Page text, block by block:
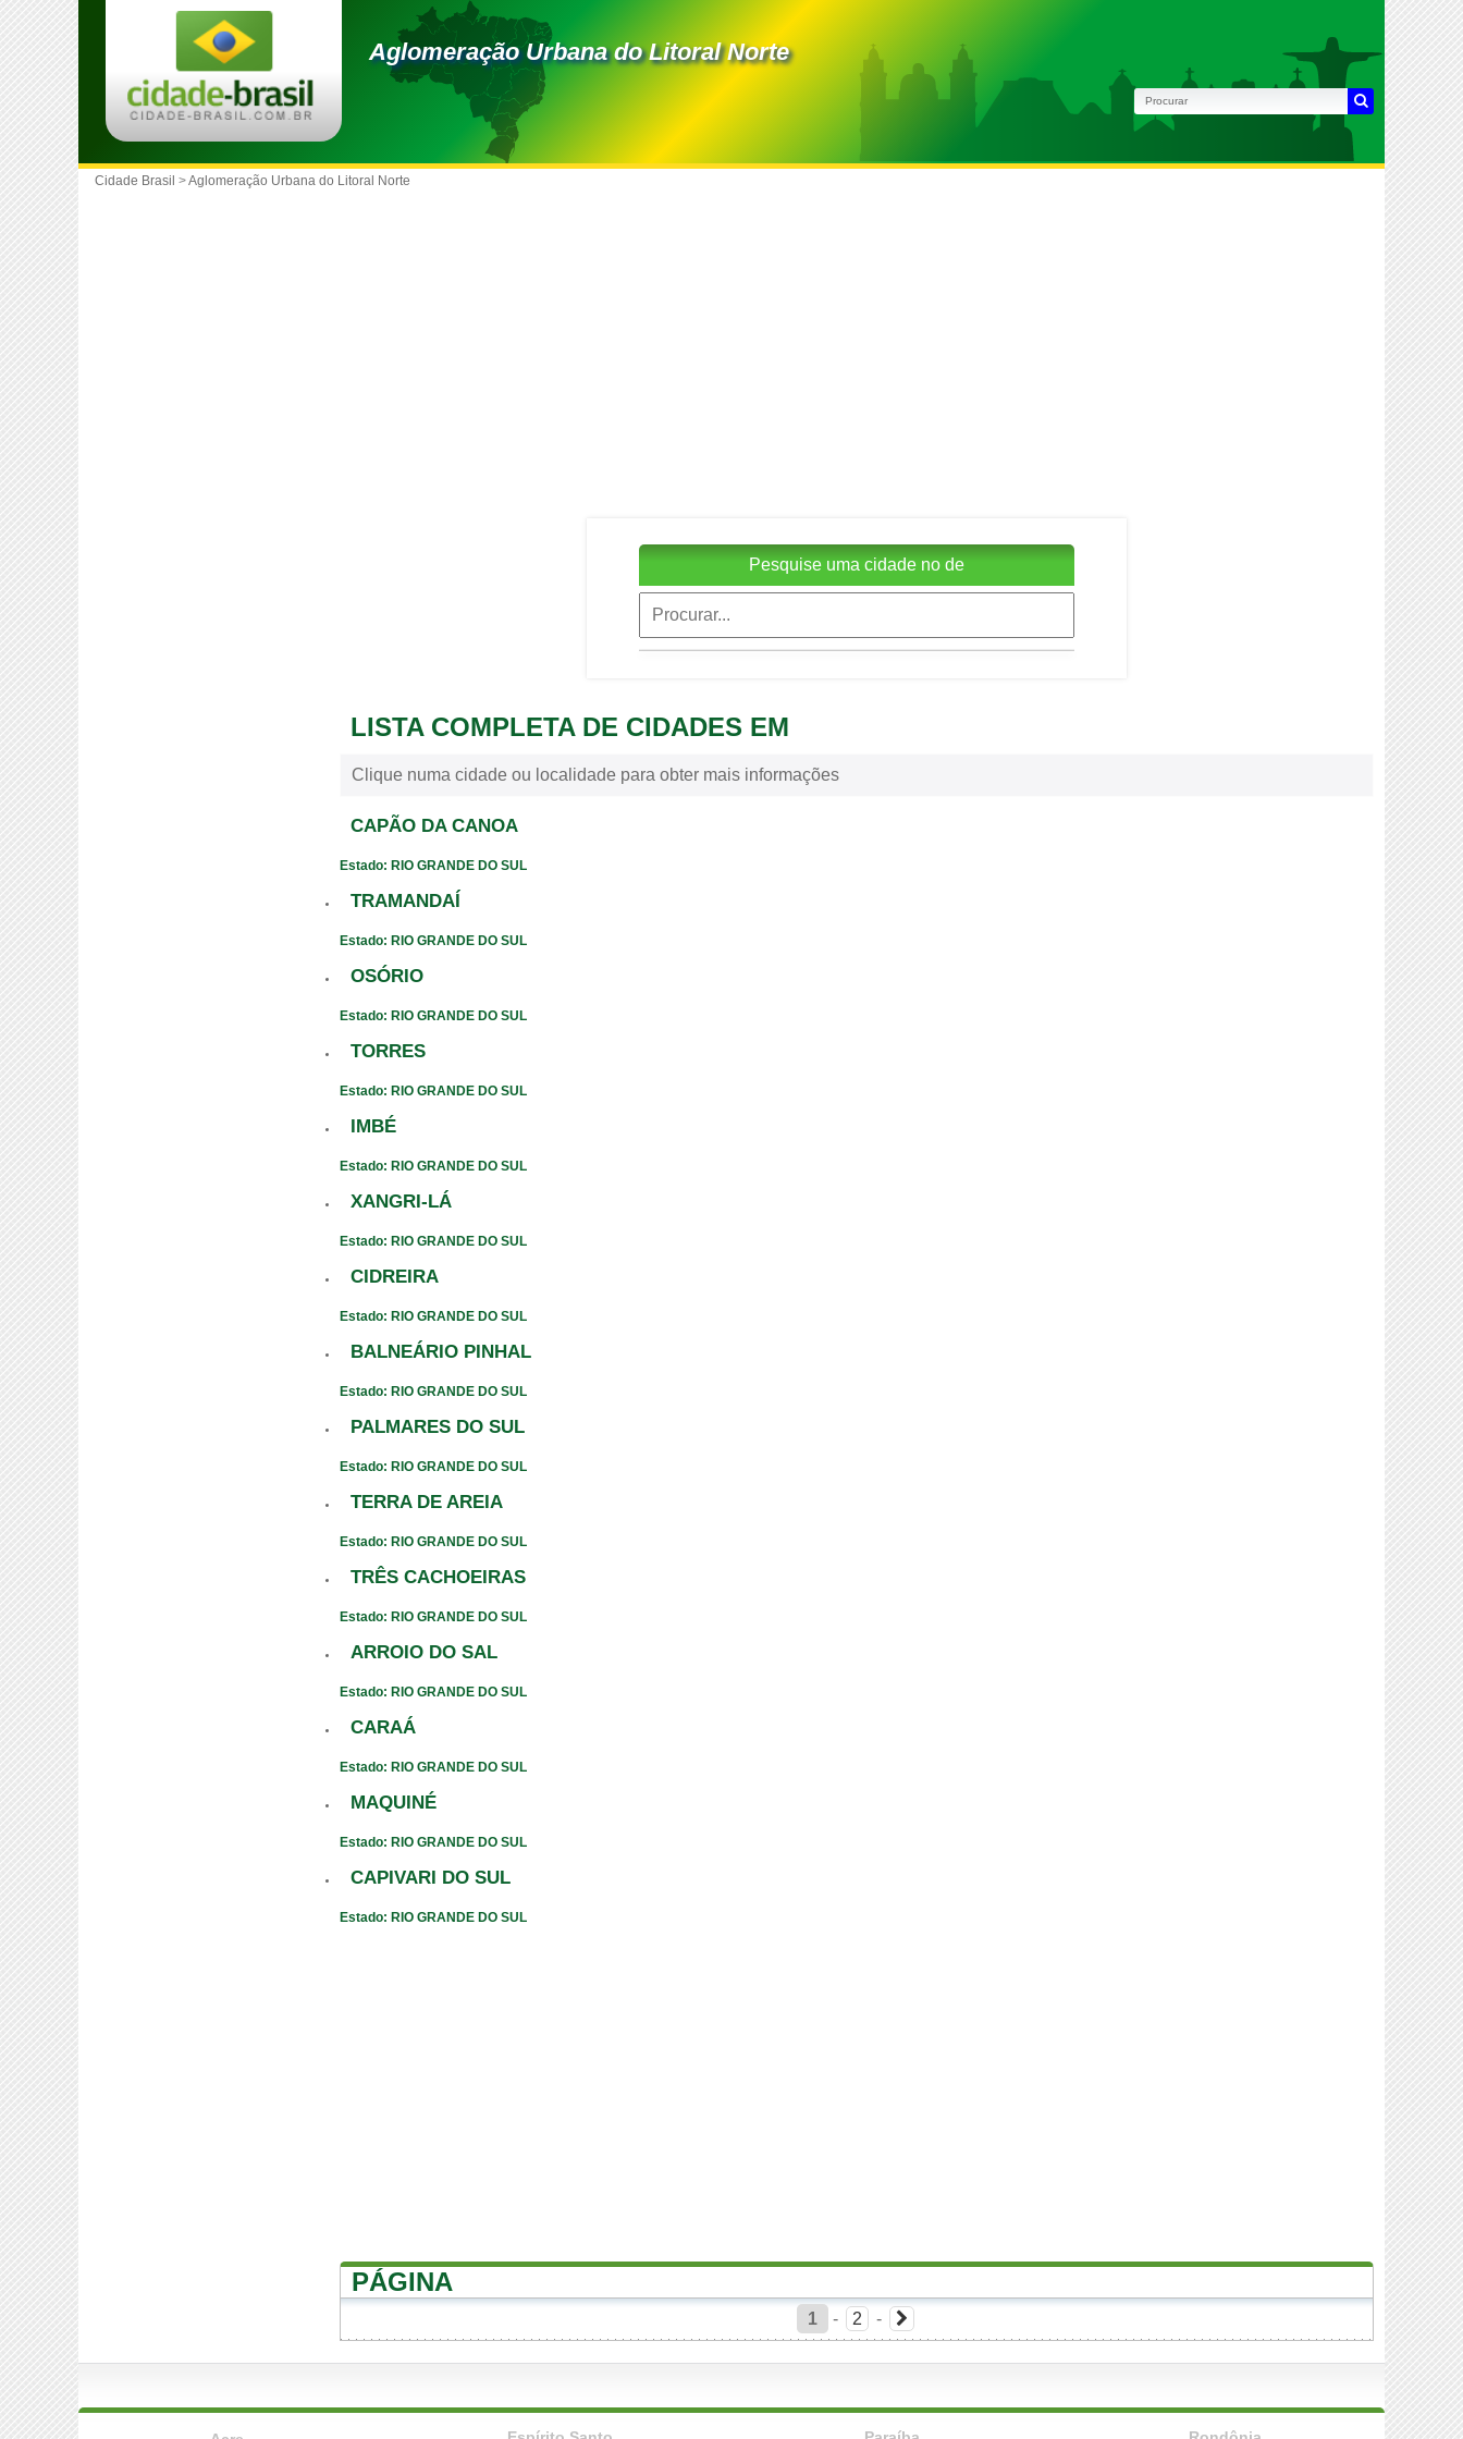
Aglomeração Urbana do Litoral Norte
Cidade Brasil >Aglomeração Urbana do Litoral Norte
Pesquise uma cidade no de
LISTA COMPLETA DE CIDADES EM
Clique numa cidade ou localidade para obter mais informações
CAPÃO DA CANOA
Estado: RIO GRANDE DO SUL
TRAMANDAÍ
Estado: RIO GRANDE DO SUL
OSÓRIO
Estado: RIO GRANDE DO SUL
TORRES
Estado: RIO GRANDE DO SUL
IMBÉ
Estado: RIO GRANDE DO SUL
XANGRI-LÁ
Estado: RIO GRANDE DO SUL
CIDREIRA
Estado: RIO GRANDE DO SUL
BALNEÁRIO PINHAL
Estado: RIO GRANDE DO SUL
PALMARES DO SUL
Estado: RIO GRANDE DO SUL
TERRA DE AREIA
Estado: RIO GRANDE DO SUL
TRÊS CACHOEIRAS
Estado: RIO GRANDE DO SUL
ARROIO DO SAL
Estado: RIO GRANDE DO SUL
CARAÁ
Estado: RIO GRANDE DO SUL
MAQUINÉ
Estado: RIO GRANDE DO SUL
CAPIVARI DO SUL
Estado: RIO GRANDE DO SUL
PÁGINA
1 - 2 -